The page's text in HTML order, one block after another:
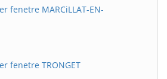
fenetre MARCiLLAT-EN-
fenetre TRONGET